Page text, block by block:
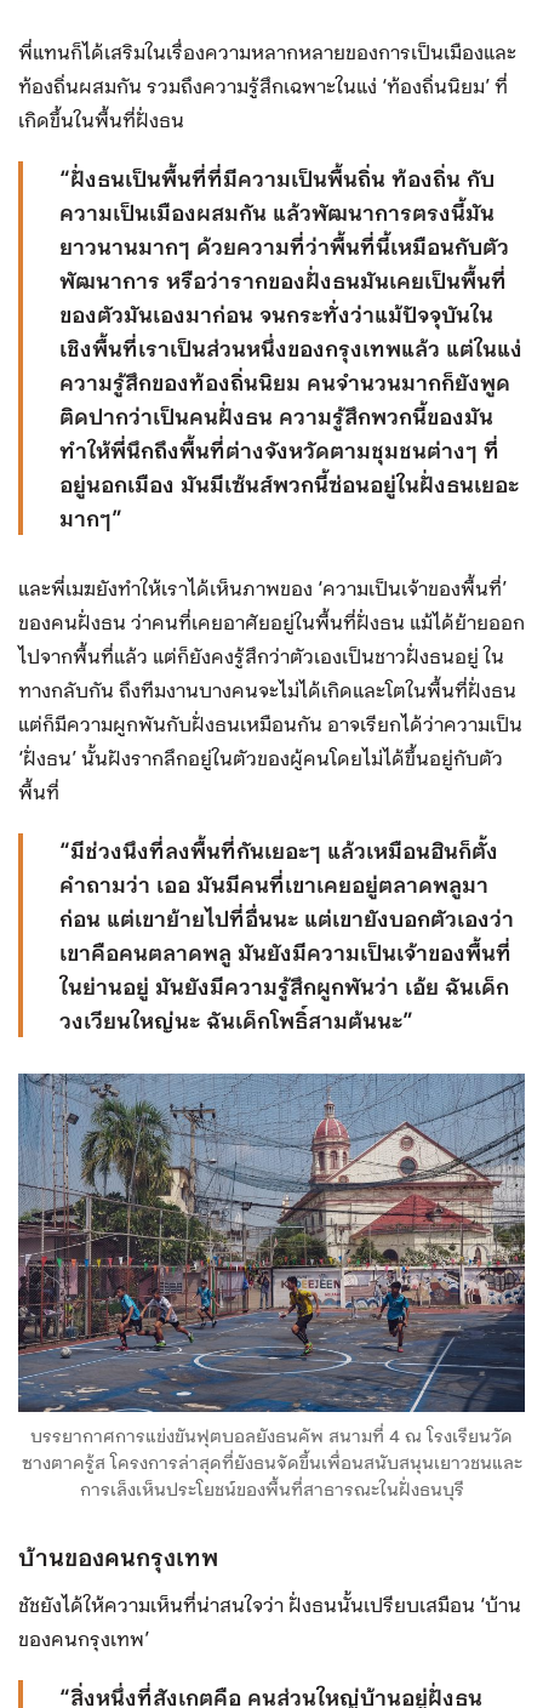
พี่แทนก็ได้เสริมในเรื่องความหลากหลายของการเป็นเมืองและ
ท้องถิ่นผสมกัน รวมถึงความรู้สึกเฉพาะในแง่ ‘ท้องถิ่นนิยม’ ที่
เกิดขึ้นในพื้นที่ฝั่งธน
“ฝั่งธนเป็นพื้นที่ที่มีความเป็นพื้นถิ่น ท้องถิ่น กับ
ความเป็นเมืองผสมกัน แล้วพัฒนาการตรงนี้มัน
ยาวนานมากๆ ด้วยความที่ว่าพื้นที่นี้เหมือนกับตัว
พัฒนาการ หรือว่ารากของฝั่งธนมันเคยเป็นพื้นที่
ของตัวมันเองมาก่อน จนกระทั่งว่าแม้ปัจจุบันใน
เชิงพื้นที่เราเป็นส่วนหนึ่งของกรุงเทพแล้ว แต่ในแง่
ความรู้สึกของท้องถิ่นนิยม คนจำนวนมากก็ยังพูด
ติดปากว่าเป็นคนฝั่งธน ความรู้สึกพวกนี้ของมัน
ทำให้พี่นึกถึงพื้นที่ต่างจังหวัดตามชุมชนต่างๆ ที่
อยู่นอกเมือง มันมีเซ้นส์พวกนี้ซ่อนอยู่ในฝั่งธนเยอะ
มากๆ”
และพี่เมฆยังทำให้เราได้เห็นภาพของ ‘ความเป็นเจ้าของพื้นที่’
ของคนฝั่งธน ว่าคนที่เคยอาศัยอยู่ในพื้นที่ฝั่งธน แม้ได้ย้ายออก
ไปจากพื้นที่แล้ว แต่ก็ยังคงรู้สึกว่าตัวเองเป็นชาวฝั่งธนอยู่ ใน
ทางกลับกัน ถึงทีมงานบางคนจะไม่ได้เกิดและโตในพื้นที่ฝั่งธน
แต่ก็มีความผูกพันกับฝั่งธนเหมือนกัน อาจเรียกได้ว่าความเป็น
‘ฝั่งธน’ นั้นฝังรากลึกอยู่ในตัวของผู้คนโดยไม่ได้ขึ้นอยู่กับตัว
พื้นที่
“มีช่วงนึงที่ลงพื้นที่กันเยอะๆ แล้วเหมือนฮินก็ตั้ง
คำถามว่า เออ มันมีคนที่เขาเคยอยู่ตลาดพลูมา
ก่อน แต่เขาย้ายไปที่อื่นนะ แต่เขายังบอกตัวเองว่า
เขาคือคนตลาดพลู มันยังมีความเป็นเจ้าของพื้นที่
ในย่านอยู่ มันยังมีความรู้สึกผูกพันว่า เอ้ย ฉันเด็ก
วงเวียนใหญ่นะ ฉันเด็กโพธิ์สามต้นนะ”
บรรยากาศการแข่งขันฟุตบอลยังธนคัพ สนามที่ 4 ณ โรงเรียนวัด
ซางตาครู้ส โครงการล่าสุดที่ยังธนจัดขึ้นเพื่อนสนับสนุนเยาวชนและ
การเล็งเห็นประโยชน์ของพื้นที่สาธารณะในฝั่งธนบุรี
บ้านของคนกรุงเทพ
ชัชยังได้ให้ความเห็นที่น่าสนใจว่า ฝั่งธนนั้นเปรียบเสมือน ‘บ้าน
ของคนกรุงเทพ’
“สิ่งหนึ่งที่สังเกตคือ คนส่วนใหญ่บ้านอยู่ฝั่งธน